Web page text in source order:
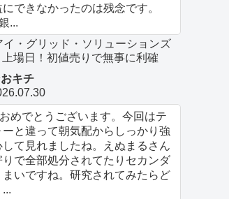
できなかったのは残念です。
...
イ・グリッド・ソリューションズ
上場日！初値売りで無事に利確
キチ
めでとうございます。今回はテ
ーと違って朝気配からしっかり強
して見れましたね。えぬまるさん
りで全部処分されてたりセカンダ
まいですね。研究されてみたらど